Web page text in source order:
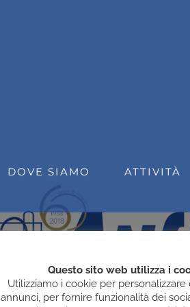
DOVE SIAMO ATTIVITÀ
Questo sito web utilizza i
Utilizziamo i cookie per
annunci, per fornire funzionalità dei